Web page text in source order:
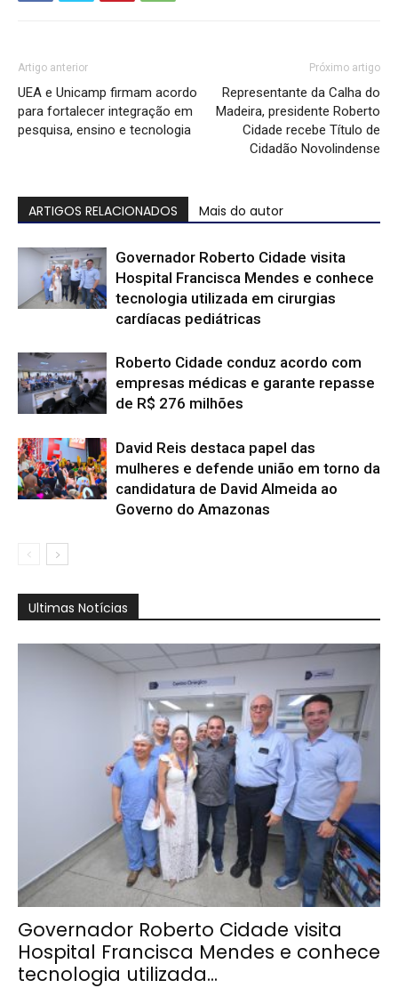
Artigo anterior
UEA e Unicamp firmam acordo
para fortalecer integração em
pesquisa, ensino e tecnologia
Próximo artigo
Representante da Calha do
Madeira, presidente Roberto
Cidade recebe Título de
Cidadão Novolindense
ARTIGOS RELACIONADOS Mais do autor
Governador Roberto Cidade visita
Hospital Francisca Mendes e conhece
tecnologia utilizada em cirurgias
cardíacas pediátricas
Roberto Cidade conduz acordo com
empresas médicas e garante repasse
de R$ 276 milhões
David Reis destaca papel das
mulheres e defende união em torno da
candidatura de David Almeida ao
Governo do Amazonas
Ultimas Notícias
Governador Roberto Cidade visita
Hospital Francisca Mendes e conhece
tecnologia utilizada...